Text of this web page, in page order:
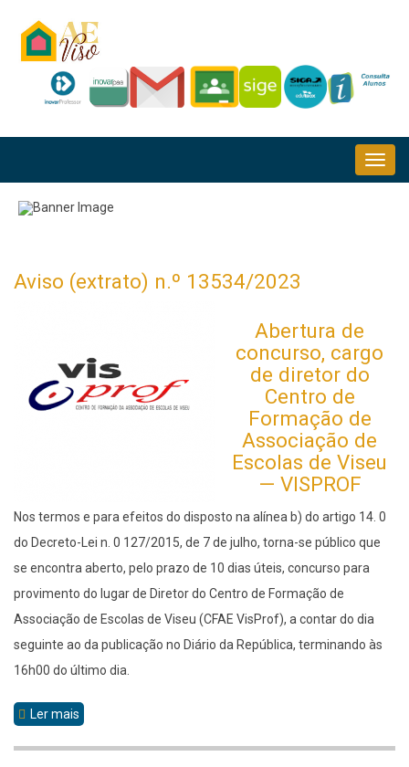
para
conteúdo
Aviso (extrato) n.º 13534/2023
Abertura de
concurso, cargo
de diretor do
Centro de
Formação de
Associação de
EscoIas de Viseu
— VISPROF
Nos termos e para efeitos do disposto na alínea b) do artigo 14. 0
do Decreto-Lei n. 0 127/2015, de 7 de julho, torna-se público que
se encontra aberto, pelo prazo de 10 dias úteis, concurso para
provimento do lugar de Diretor do Centro de Formação de
Associação de Escolas de Viseu (CFAE VisProf), a contar do dia
seguinte ao da publicação no Diário da República, terminando às
16h00 do último dia.
Ler mais